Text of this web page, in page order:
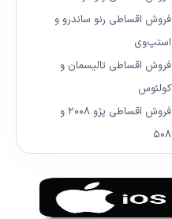
فروش اقساطی رنو ساندرو و
استپ‌وی
فروش اقساطی تالیسمان و
کولئوس
فروش اقساطی پژو ۲۰۰۸ و
۵۰۸